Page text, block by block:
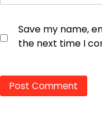
Save my name,
the next time I